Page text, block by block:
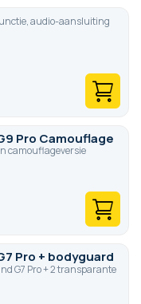
audio-aansluiting
Pro Camouflage
camouflageversie
Pro + bodyguard
G7 Pro + 2 transparante